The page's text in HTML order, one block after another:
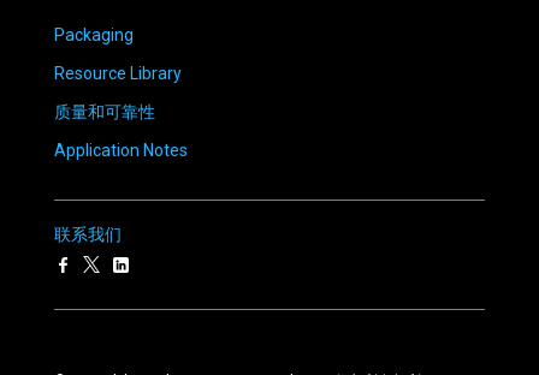
Packaging
Resource Library
质量和可靠性
Application Notes
联系我们